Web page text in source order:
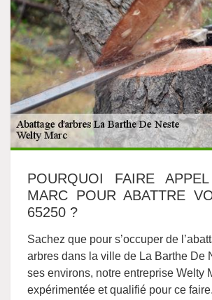
POURQUOI FAIRE
MARC POUR ABATTRE
65250 ?
Sachez que pour s’occuper de
arbres dans la ville de La Barthe De
ses environs, notre entreprise Welty
expérimentée et qualifié pour ce